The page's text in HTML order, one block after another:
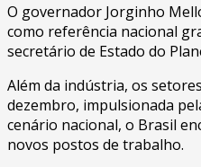
O governador Jorginho
como referência nacional
secretário de Estado do
Além da indústria, os
dezembro, impulsionada
cenário nacional, o Brasil
novos postos de trabalho.